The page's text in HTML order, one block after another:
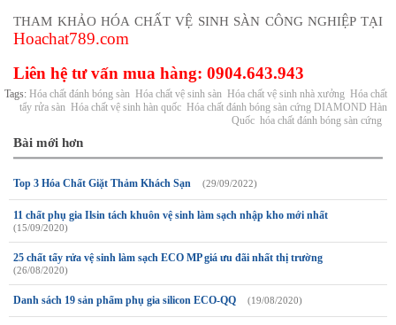
THAM KHẢO HÓA CHẤT VỆ SINH SÀN CÔNG NGHIỆP TẠI
Hoachat789.com
Liên hệ tư vấn mua hàng: 0904.643.943
Tags: Hóa chất đánh bóng sàn Hóa chất vệ sinh sàn Hóa chất vệ sinh nhà xưởng Hóa chất
tẩy rửa sàn Hóa chất vệ sinh hàn quốc Hóa chất đánh bóng sàn cứng DIAMOND Hàn
Quốc hóa chất đánh bóng sàn cứng
Bài mới hơn
Top 3 Hóa Chất Giặt Thảm Khách Sạn (29/09/2022)
11 chất phụ gia Ilsin tách khuôn vệ sinh làm sạch nhập kho mới nhất
(15/09/2020)
25 chất tẩy rửa vệ sinh làm sạch ECO MP giá ưu đãi nhất thị trường
(26/08/2020)
Danh sách 19 sản phẩm phụ gia silicon ECO-QQ (19/08/2020)